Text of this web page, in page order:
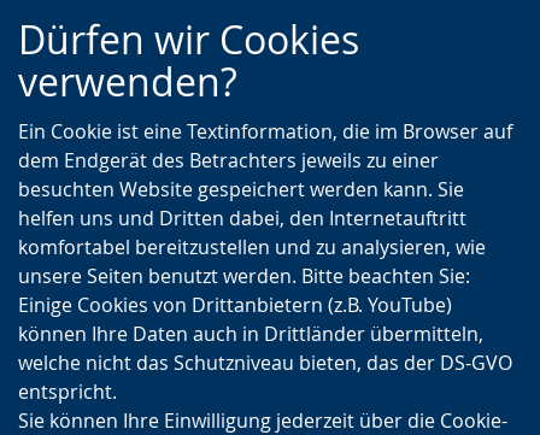
Zur
Hauptnavigation
Zur
Seitennavigation
Zum
Inhalt
Dürfen wir Cookies
verwenden?
Ein Cookie ist eine Textinformation, die im Browser auf
dem Endgerät des Betrachters jeweils zu einer
besuchten Website gespeichert werden kann. Sie
helfen uns und Dritten dabei, den Internetauftritt
komfortabel bereitzustellen und zu analysieren, wie
unsere Seiten benutzt werden. Bitte beachten Sie:
Einige Cookies von Drittanbietern (z.B. YouTube)
können Ihre Daten auch in Drittländer übermitteln,
welche nicht das Schutzniveau bieten, das der DS-GVO
entspricht.
Sie können Ihre Einwilligung jederzeit über die Cookie-